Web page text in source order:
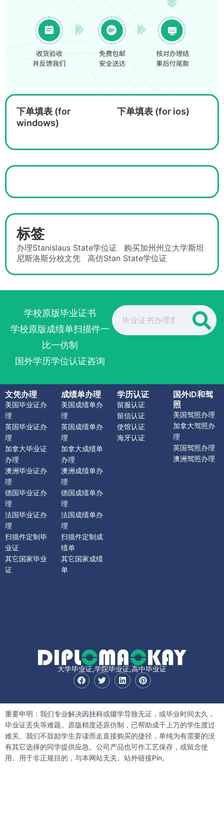
下单填表 (for
windows)
下单填表 (for ios)
标签
办理Stanislaus State学位证
购买加州州立大学斯坦
尼斯洛斯分校文凭
高仿Stan State学位证
学校原版毕业证书
学校原版成绩单扫描件一
比一仿制
国外学历学位认证咨询
Search
文凭办理
美国毕业证办
理
英国毕业证办
理
加拿大毕业证
办理
澳洲毕业证办
理
德国毕业证办
理
法国毕业证办
理
扫描件定制毕
业证
其它国家毕业
证
成绩单办理
美国成绩单办
理
英国成绩单办
理
加拿大成绩单
办理
澳洲成绩单办
理
德国成绩单办
理
法国成绩单办
理
扫描件定制成
绩单
其它国家成绩
单
学历认证
留服认证
留信认证
使馆认证
海牙认证
国外ID和驾
照
美国驾照办理
加拿大驾照办
理
英国驾照办理
澳洲驾照办理
大学毕业证,学院毕业证,高中毕业证
F
a
o
o
k
T
w
t
e
r
L
i
d
i
n
P
i
r
e
s
t
重要申明：我们专业解决因挂科或辍学导致无证，或毕业时间太久，
毕业证丢失等难题。原版精度还原仿制，已帮助成千上万的学生渡过
难关。我们不鼓励学生弃读而走直接购买的捷径，单纯为有需要的没
有其它选择的同学提供应急。公司产品也可作工艺保存，或留念使
用。用于非正规目的，与本网站无关。站外链接Pin。